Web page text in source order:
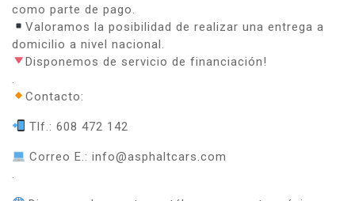
como parte de pago.
Valoramos la posibilidad de realizar una entrega a
domicilio a nivel nacional.
Disponemos de servicio de financiación!
.
Contacto:
Tlf.: 608 472 142
Correo E.: info@asphaltcars.com
.